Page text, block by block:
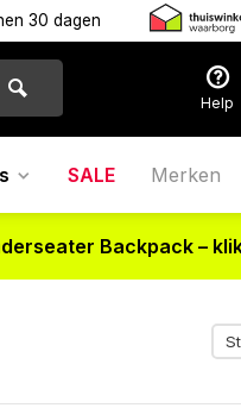
30 dagen
Help
SALE Merken
Backpack –